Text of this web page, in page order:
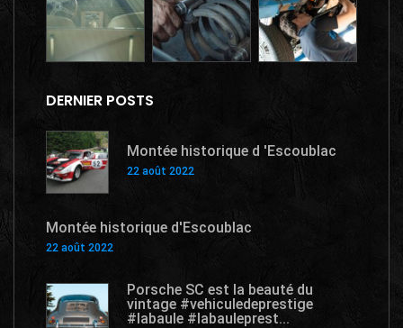
DERNIER POSTS
Montée historique d 'Escoublac
22 août 2022
Montée historique d'Escoublac
22 août 2022
Porsche SC est la beauté du
vintage #vehiculedeprestige
#labaule #labauleprest...